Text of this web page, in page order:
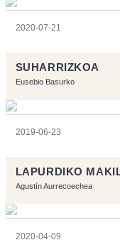
2020-07-21
SUHARRIZKOA
Eusebio Basurko
2019-06-23
LAPURDIKO
Agustín Aurrecoechea
2020-04-09